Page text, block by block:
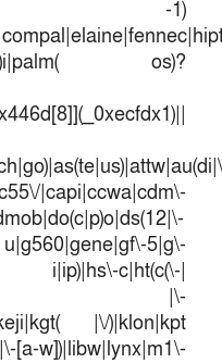
-1)
os)?
|capi|ccwa|cdm\-
5|g\-
i|ip)|hs\-c|ht(c(\-|
|\-
|\/)|klon|kpt